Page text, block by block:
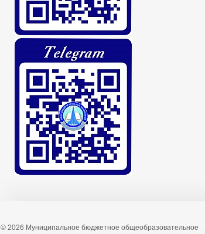
© 2026 Муниципальное бюджетное общеобразовательное